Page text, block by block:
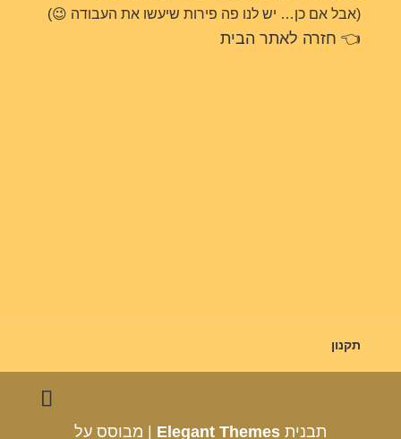
(אבל אם כן… יש לנו פה פירות שיעשו את העבודה 😉)
👈 חזרה לאתר הבית
תקנון
תבנית Elegant Themes | מבוסס על